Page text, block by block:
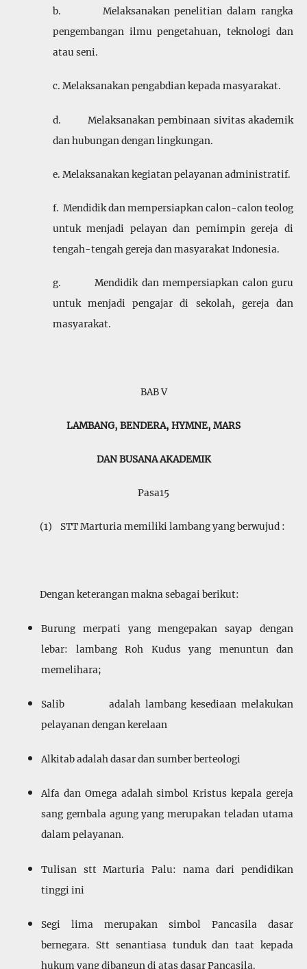
b. Melaksanakan penelitian dalam rangka
pengem­bangan ilmu pengetahuan, teknologi dan
atau seni.
c. Melaksanakan pengabdian kepada masyarakat.
d. Melaksanakan pembinaan sivitas akademik
dan hubungan dengan lingkungan.
e. Melaksanakan kegiatan pelayanan administratif.
f. Mendidik dan mempersiapkan calon-calon teolog
untuk menjadi pelayan dan pemimpin gereja di
tengah-tengah gereja dan masyarakat Indonesia.
g. Mendidik dan mempersiapkan calon guru
untuk menjadi pengajar di sekolah, gereja dan
masyarakat.
BAB V
LAMBANG, BENDERA, HYMNE, MARS
DAN BUSANA AKADEMIK
Pasa15
(1) STT Marturia memiliki lambang yang berwujud :
Dengan keterangan makna sebagai berikut:
Burung merpati yang mengepakan sayap dengan
lebar: lambang Roh Kudus yang menuntun dan
memelihara;
Salib adalah lambang kesediaan melakukan
pelayanan dengan kerelaan
Alkitab adalah dasar dan sumber berteologi
Alfa dan Omega adalah simbol Kristus kepala gereja
sang gembala agung yang merupakan teladan utama
dalam pelayanan.
Tulisan stt Marturia Palu: nama dari pendidikan
tinggi ini
Segi lima merupakan simbol Pancasila dasar
bernegara. Stt senantiasa tunduk dan taat kepada
hukum yang dibangun di atas dasar Pancasila.